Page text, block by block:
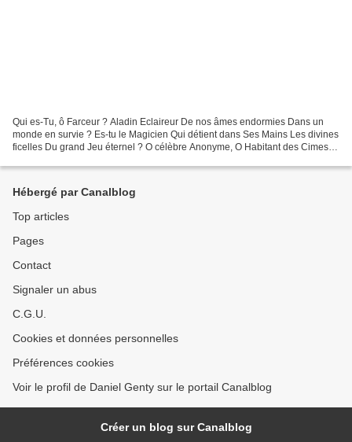
Qui es-Tu, ô Farceur ? Aladin Eclaireur De nos âmes endormies Dans un
monde en survie ? Es-tu le Magicien Qui détient dans Ses Mains Les divines
ficelles Du grand Jeu éternel ? O célèbre Anonyme, O Habitant des Cimes,
Hébergé par Canalblog
Top articles
Pages
Contact
Signaler un abus
C.G.U.
Cookies et données personnelles
Préférences cookies
Voir le profil de Daniel Genty sur le portail Canalblog
Créer un blog sur Canalblog